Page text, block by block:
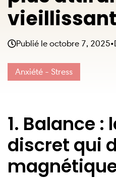
vieillissant
Publié le octobre 7, 2025•
Anxiété - Stress
1. Balance :
discret qui